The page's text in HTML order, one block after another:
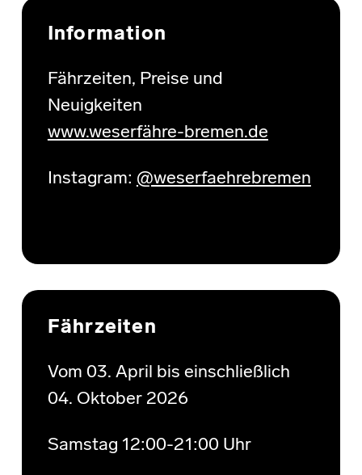
Information
Fährzeiten, Preise und
Neuigkeiten
www.weserfähre-bremen.de
Instagram: @weserfaehrebremen
Fährzeiten
Vom 03. April bis einschließlich
04. Oktober 2026
Samstag 12:00-21:00 Uhr